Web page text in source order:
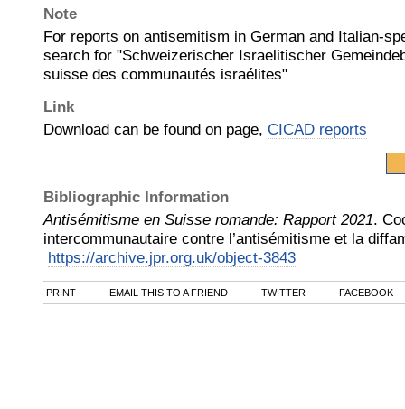
Note
For reports on antisemitism in German and Italian-
search for "Schweizerischer Israelitischer
suisse des communautés israélites"
Link
Download can be found on page, CICAD reports
Bibliographic Information
Antisémitisme en Suisse romande: Rapport 2021.
intercommunautaire contre l’antisémitisme et la
https://archive.jpr.org.uk/object-3843
PRINT EMAIL THIS TO A FRIEND TWITTER FACEBOOK